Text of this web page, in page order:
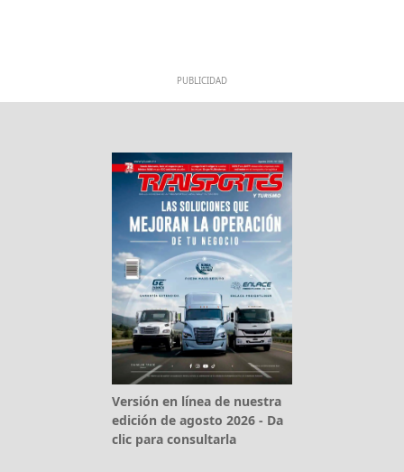
PUBLICIDAD
Versión en línea de nuestra
edición de agosto 2026 - Da
clic para consultarla